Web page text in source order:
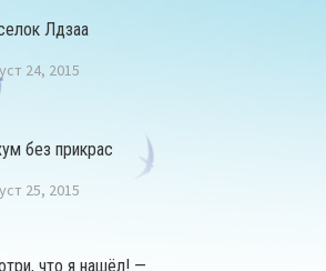
Лдзаа
24, 2015
без прикрас
25, 2015
что я нашёл! —